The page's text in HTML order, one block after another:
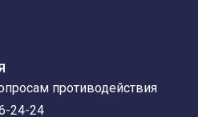
противодействия
24-24